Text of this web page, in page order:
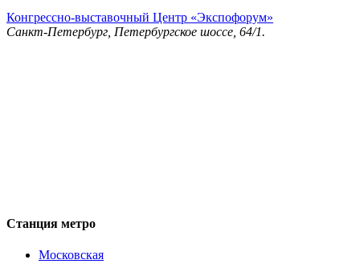
Конгрессно-выставочный Центр «Экспофорум»
Санкт-Петербург, Петербургское шоссе, 64/1.
Станция метро
Московская